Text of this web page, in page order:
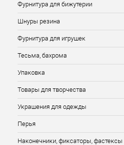
Фурнитура для бижутерии
Шнуры резина
Фурнитура для игрушек
Тесьма, бахрома
Упаковка
Товары для творчества
Украшения для одежды
Перья
Наконечники, фиксаторы, фастексы